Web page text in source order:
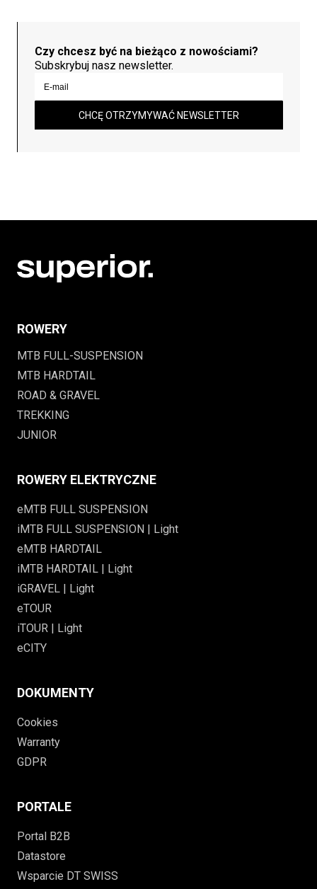
Czy chcesz być na bieżąco z nowościami?
Subskrybuj nasz newsletter.
CHCĘ OTRZYMYWAĆ NEWSLETTER
ROWERY
MTB FULL-SUSPENSION
MTB HARDTAIL
ROAD & GRAVEL
TREKKING
JUNIOR
ROWERY ELEKTRYCZNE
eMTB FULL SUSPENSION
iMTB FULL SUSPENSION | Light
eMTB HARDTAIL
iMTB HARDTAIL | Light
iGRAVEL | Light
eTOUR
iTOUR | Light
eCITY
DOKUMENTY
Cookies
Warranty
GDPR
PORTALE
Portal B2B
Datastore
Wsparcie DT SWISS